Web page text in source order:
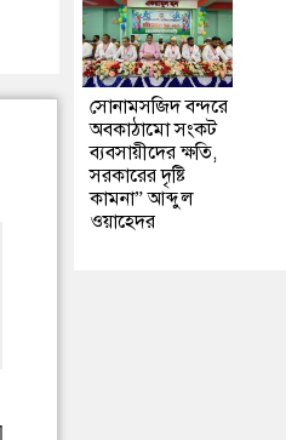
সোনামসজিদ বন্দরে
অবকাঠামো সংকট
ব্যবসায়ীদের ক্ষতি,
সরকারের দৃষ্টি
কামনা” আব্দুল
ওয়াহেদর